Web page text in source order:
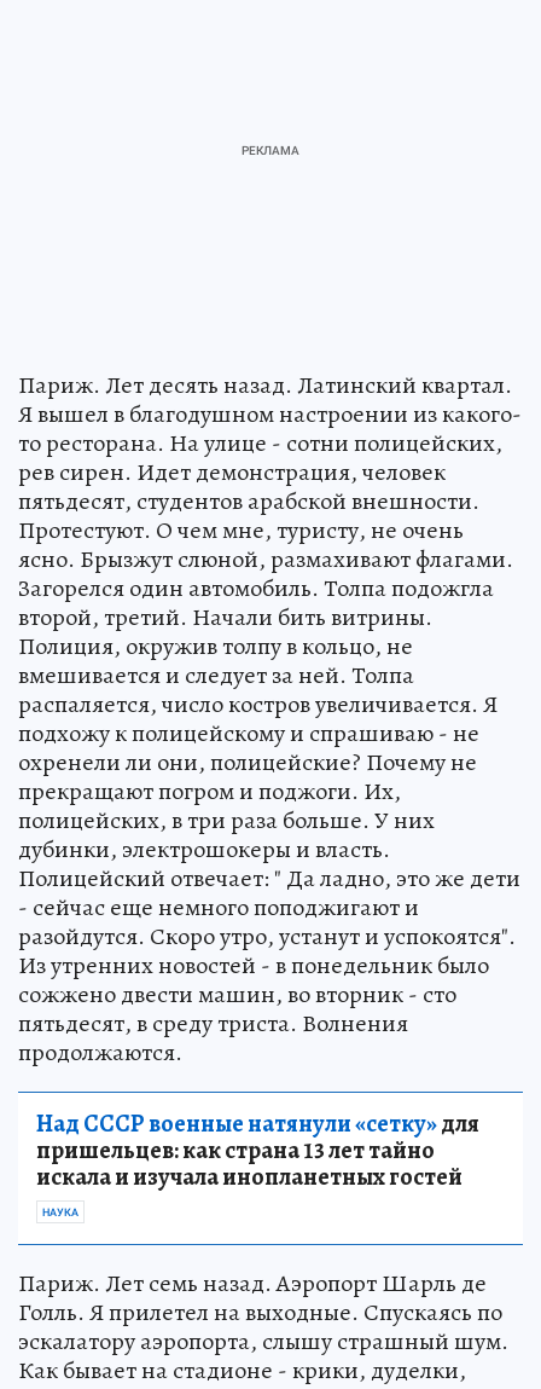
Париж. Лет десять назад. Латинский квартал.
Я вышел в благодушном настроении из какого-
то ресторана. На улице - сотни полицейских,
рев сирен. Идет демонстрация, человек
пятьдесят, студентов арабской внешности.
Протестуют. О чем мне, туристу, не очень
ясно. Брызжут слюной, размахивают флагами.
Загорелся один автомобиль. Толпа подожгла
второй, третий. Начали бить витрины.
Полиция, окружив толпу в кольцо, не
вмешивается и следует за ней. Толпа
распаляется, число костров увеличивается. Я
подхожу к полицейскому и спрашиваю - не
охренели ли они, полицейские? Почему не
прекращают погром и поджоги. Их,
полицейских, в три раза больше. У них
дубинки, электрошокеры и власть.
Полицейский отвечает: " Да ладно, это же дети
- сейчас еще немного поподжигают и
разойдутся. Скоро утро, устанут и успокоятся".
Из утренних новостей - в понедельник было
сожжено двести машин, во вторник - сто
пятьдесят, в среду триста. Волнения
продолжаются.
Над СССР военные натянули «сетку»для
пришельцев: как страна 13 лет тайно
искала и изучала инопланетных гостей
НАУКА
Париж. Лет семь назад. Аэропорт Шарль де
Голль. Я прилетел на выходные. Спускаясь по
эскалатору аэропорта, слышу страшный шум.
Как бывает на стадионе - крики, дуделки,